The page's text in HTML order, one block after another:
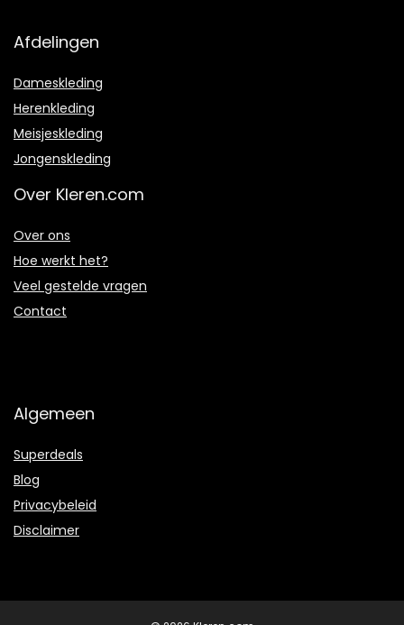
Afdelingen
Dameskleding
Herenkleding
Meisjeskleding
Jongenskleding
Over Kleren.com
Over ons
Hoe werkt het?
Veel gestelde vragen
Contact
Algemeen
Superdeals
Blog
Privacybeleid
Disclaimer